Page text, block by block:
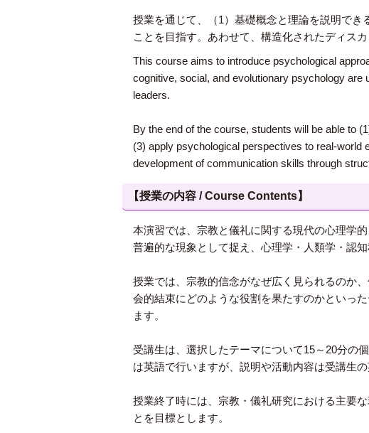
授業を通じて、（1）基礎概念と理論を説明で
ことを目指す。あわせて、構造化されたディス
This course aims to introduce psychological
cognitive, social, and evolutionary psychology are
leaders.
By the end of the course, students will be able to
(3) apply psychological perspectives to real-world
development of communication skills through
【授業の内容 / Course Contents】
本演習では、宗教と儀礼に関する現代の心理学
普遍的な現象として捉え、心理学・人類学・認
授業では、宗教的信念がなぜ広く見られるのか
会的結束にどのような役割を果たすのかといっ
ます。
受講生は、選択したテーマについて15～20分の
は英語で行いますが、説明や活動内容は受講生
授業終了時には、宗教・儀礼研究における主要
とを目標とします。